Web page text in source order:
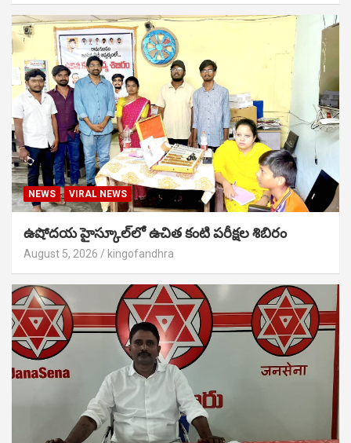
NEWS VIRAL NEWS
ఉషోదయ హైస్కూల్‌లో ఉచిత కంటి పరీక్షల శిబిరం
August 5, 2026 kingofandhra